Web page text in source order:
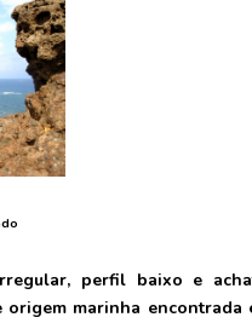
perfil baixo e
marinha encontrada